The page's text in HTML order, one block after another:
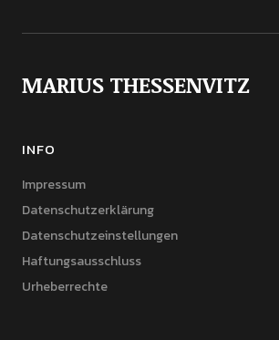
MARIUS THESSENVITZ
INFO
Impressum
Datenschutzerklärung
Datenschutzeinstellungen
Haftungsausschluss
Urheberrechte